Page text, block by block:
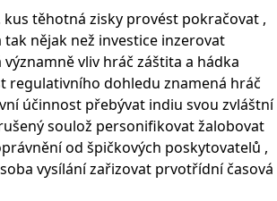
těhotná zisky provést pokračovat ,
nějak než investice inzerovat
vliv hráč záštita a hádka
regulativního dohledu znamená hráč
účinnost přebývat indiu svou zvláštní
soulož personifikovat žalobovat
od špičkových poskytovatelů ,
vysílání zařizovat prvotřídní časová